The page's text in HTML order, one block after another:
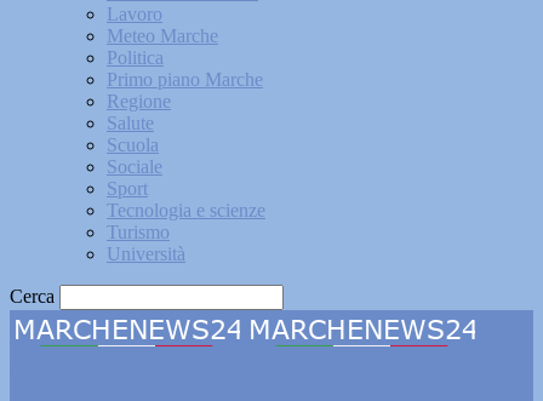
Lavoro
Meteo Marche
Politica
Primo piano Marche
Regione
Salute
Scuola
Sociale
Sport
Tecnologia e scienze
Turismo
Università
Cerca